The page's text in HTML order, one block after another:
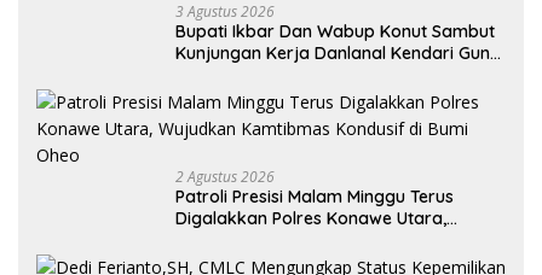
3 Agustus 2026
Bupati Ikbar Dan Wabup Konut Sambut
Kunjungan Kerja Danlanal Kendari Guna
TNI AL
2 Agustus 2026
Patroli Presisi Malam Minggu Terus
Digalakkan Polres Konawe Utara,
Oheo